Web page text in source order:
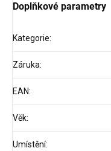
Doplňkové parametry
Kategorie:
Záruka:
EAN:
Věk:
Umístění: